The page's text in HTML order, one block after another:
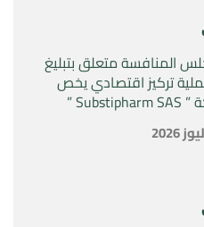
المنافسة متعلق بتبليغ
تركيز اقتصادي يخص
تولي شركة ” Substipharm SAS ”
للأصول والحقوق
الصيدلانيين”